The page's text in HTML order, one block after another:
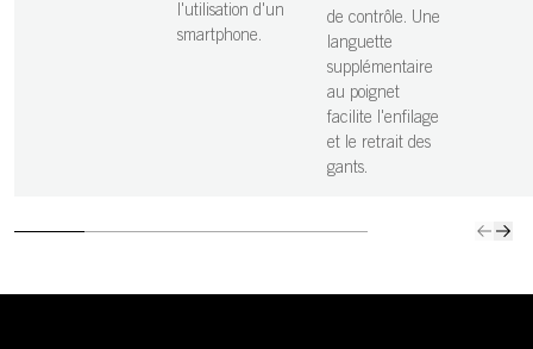
l'utilisation d'un
smartphone.
de contrôle. Une
languette
supplémentaire
au poignet
facilite l'enfilage
et le retrait des
gants.